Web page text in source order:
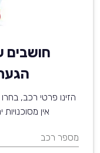
חושבים
הזינו פרטי רכב,
אין
מספר רכב